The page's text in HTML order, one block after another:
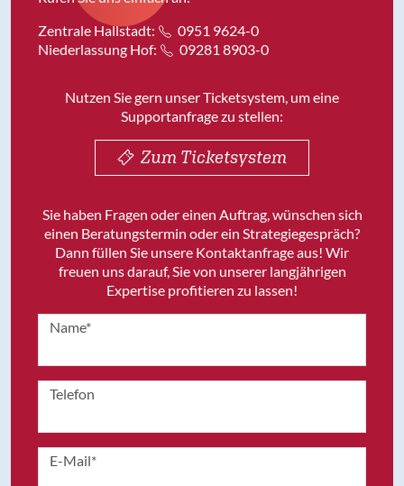
Zentrale Hallstadt:
0951 9624-0
Niederlassung Hof:
09281 8903-0
Nutzen Sie gern unser Ticketsystem, um eine
Supportanfrage zu stellen:
Zum Ticketsystem
Sie haben Fragen oder einen Auftrag, wünschen sich
einen Beratungstermin oder ein Strategiegespräch?
Dann füllen Sie unsere Kontaktanfrage aus! Wir
freuen uns darauf, Sie von unserer langjährigen
Expertise profitieren zu lassen!
Name*
Telefon
E-Mail*